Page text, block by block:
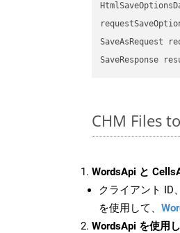
SaveAsRequest
CHM Files
WordsApi と
クライアント ID
を使用して、
WordsApi を使用